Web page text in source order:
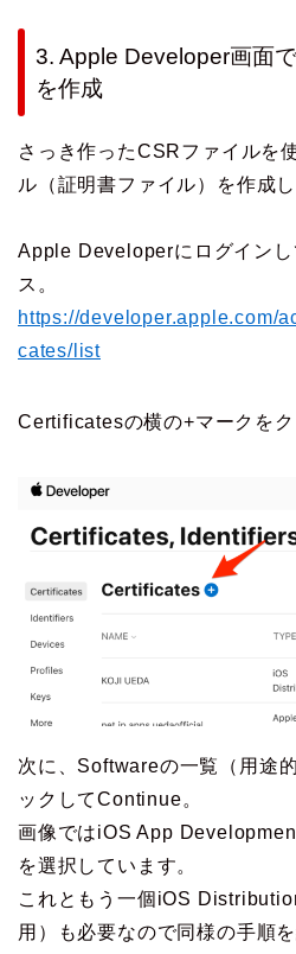
3. Apple Developer画面
を作成
さっき作ったCSRファイルを
ル（証明書ファイル）を作成し
Apple Developerにログイン
ス。
https://developer.apple.com/
cates/list
Certificatesの横の+マークをク
次に、Softwareの一覧（用途
ックしてContinue。
画像ではiOS App
を選択しています。
これともう一個iOS
用）も必要なので同様の手順